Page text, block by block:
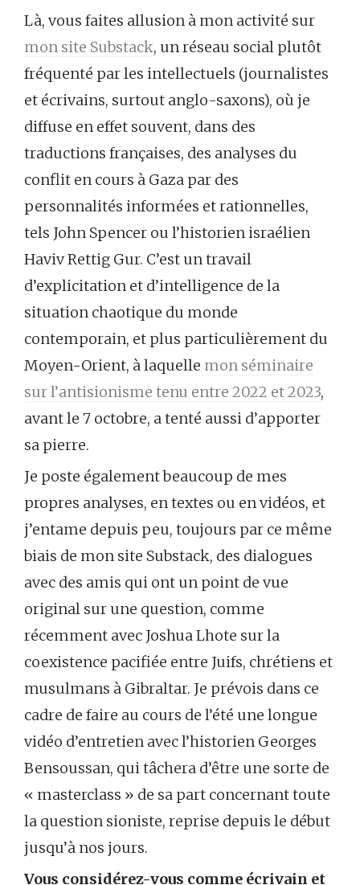
Là, vous faites allusion à mon activité sur
mon site Substack, un réseau social plutôt
fréquenté par les intellectuels (journalistes
et écrivains, surtout anglo-saxons), où je
diffuse en effet souvent, dans des
traductions françaises, des analyses du
conflit en cours à Gaza par des
personnalités informées et rationnelles,
tels John Spencer ou l’historien israélien
Haviv Rettig Gur. C’est un travail
d’explicitation et d’intelligence de la
situation chaotique du monde
contemporain, et plus particulièrement du
Moyen-Orient, à laquelle mon séminaire
sur l’antisionisme tenu entre 2022 et 2023,
avant le 7 octobre, a tenté aussi d’apporter
sa pierre.
Je poste également beaucoup de mes
propres analyses, en textes ou en vidéos, et
j’entame depuis peu, toujours par ce même
biais de mon site Substack, des dialogues
avec des amis qui ont un point de vue
original sur une question, comme
récemment avec Joshua Lhote sur la
coexistence pacifiée entre Juifs, chrétiens et
musulmans à Gibraltar. Je prévois dans ce
cadre de faire au cours de l’été une longue
vidéo d’entretien avec l’historien Georges
Bensoussan, qui tâchera d’être une sorte de
« masterclass » de sa part concernant toute
la question sioniste, reprise depuis le début
jusqu’à nos jours.
Vous considérez-vous comme écrivain et